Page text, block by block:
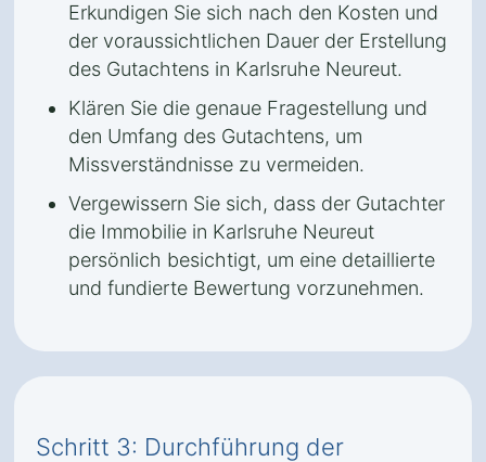
Erkundigen Sie sich nach den Kosten und
der voraussichtlichen Dauer der Erstellung
des Gutachtens in Karlsruhe Neureut.
Klären Sie die genaue Fragestellung und
den Umfang des Gutachtens, um
Missverständnisse zu vermeiden.
Vergewissern Sie sich, dass der Gutachter
die Immobilie in Karlsruhe Neureut
persönlich besichtigt, um eine detaillierte
und fundierte Bewertung vorzunehmen.
Schritt 3: Durchführung der